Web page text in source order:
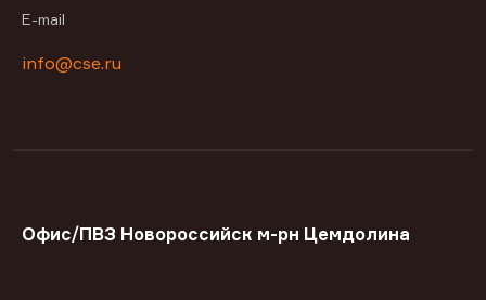
E-mail
info@cse.ru
Офис/ПВЗ Новороссийск м-рн Цемдолина